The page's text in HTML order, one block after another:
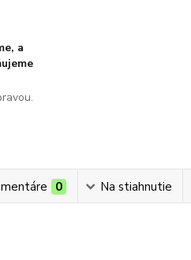
a
0 Na stiahnutie